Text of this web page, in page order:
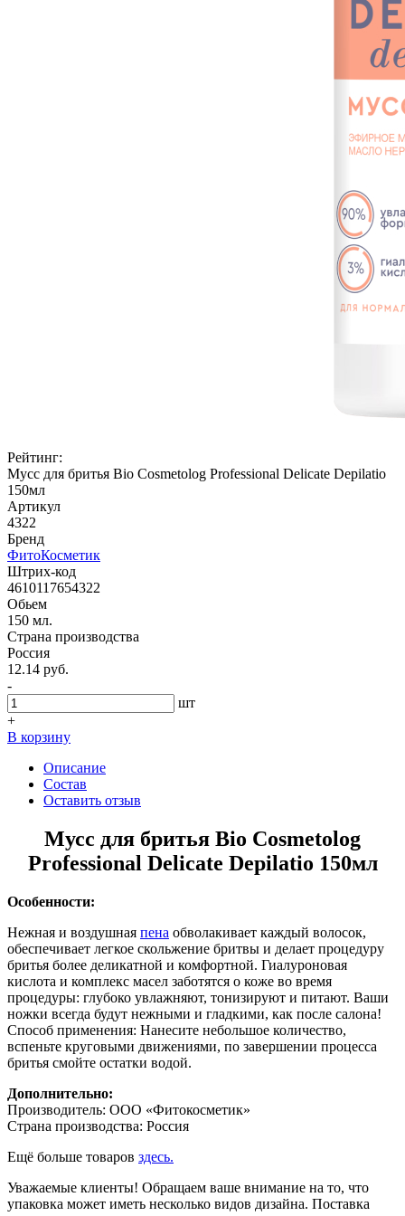
Рейтинг:
Мусс для бритья Bio Cosmetolog Professional Delicate Depilatio
150мл
Артикул
4322
Бренд
ФитоКосметик
Штрих-код
4610117654322
Обьем
150 мл.
Страна производства
Россия
12.14 руб.
-
шт
+
В корзину
Описание
Состав
Оставить отзыв
Мусс для бритья Bio Cosmetolog
Professional Delicate Depilatio 150мл
Особенности:
Нежная и воздушная пена обволакивает каждый волосок,
обеспечивает легкое скольжение бритвы и делает процедуру
бритья более деликатной и комфортной. Гиалуроновая
кислота и комплекс масел заботятся о коже во время
процедуры: глубоко увлажняют, тонизируют и питают. Ваши
ножки всегда будут нежными и гладкими, как после салона!
Способ применения: Нанесите небольшое количество,
вспеньте круговыми движениями, по завершении процесса
бритья смойте остатки водой.
Дополнительно:
Производитель: ООО «Фитокосметик»
Страна производства: Россия
Ещё больше товаров здесь.
Уважаемые клиенты! Обращаем ваше внимание на то, что
упаковка может иметь несколько видов дизайна. Поставка